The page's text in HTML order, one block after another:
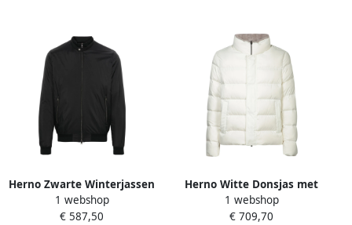
Herno Zwarte Winterjassen
Black Heren
1 webshop
€ 587,50
Herno Witte Donsjas met
Nep Bont Kraag White
Heren
1 webshop
€ 709,70